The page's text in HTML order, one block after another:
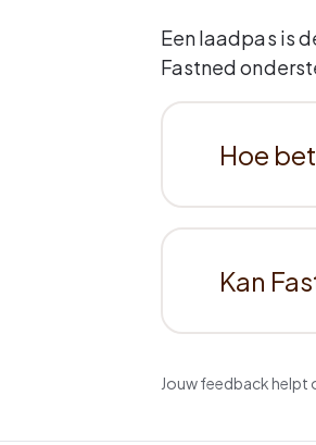
Een laadpas is
Fastned
Hoe
Kan
Jouw feedback helpt